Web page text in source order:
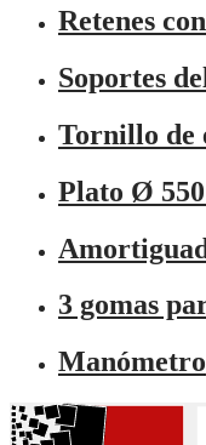
Retenes
Soportes
Tornillo de
Plato Ø
3 gomas
Manómetro